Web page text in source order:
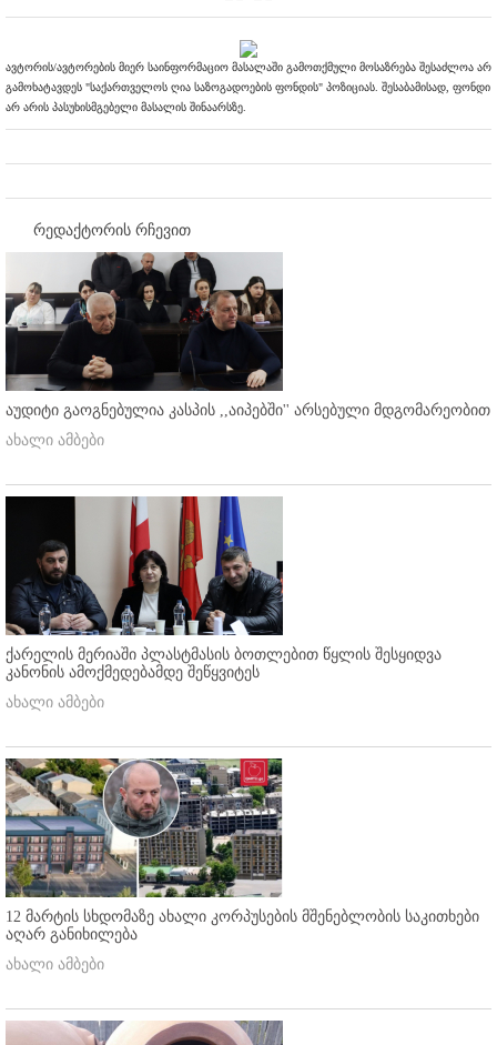
ავტორის/ავტორების მიერ საინფორმაციო მასალაში გამოთქმული მოსაზრება შესაძლოა არ
გამოხატავდეს "საქართველოს ღია საზოგადოების ფონდის" პოზიციას. შესაბამისად, ფონდი
არ არის პასუხისმგებელი მასალის შინაარსზე.
რედაქტორის რჩევით
აუდიტი გაოგნებულია კასპის ,,აიპებში'' არსებული მდგომარეობით
ახალი ამბები
ქარელის მერიაში პლასტმასის ბოთლებით წყლის შესყიდვა
კანონის ამოქმედებამდე შეწყვიტეს
ახალი ამბები
12 მარტის სხდომაზე ახალი კორპუსების მშენებლობის საკითხები
აღარ განიხილება
ახალი ამბები